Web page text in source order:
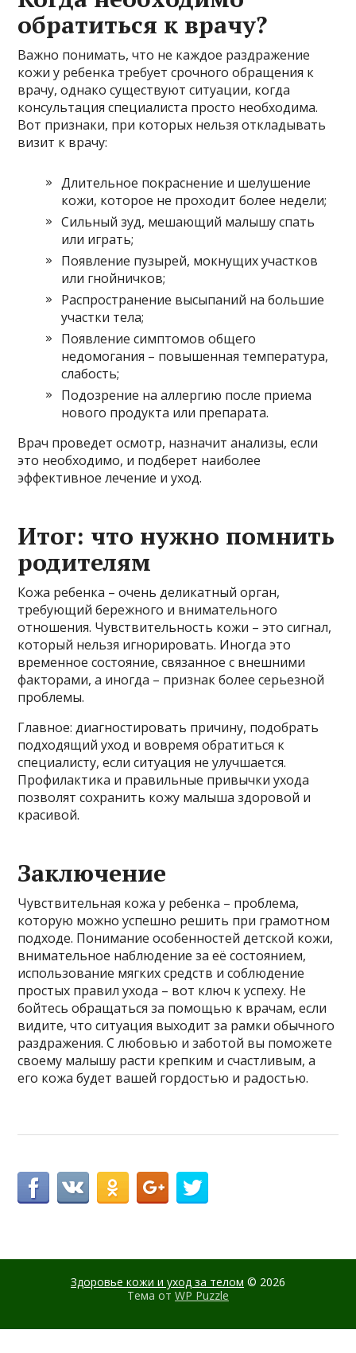
обратиться к врачу?
Важно понимать, что не каждое раздражение
кожи у ребенка требует срочного обращения к
врачу, однако существуют ситуации, когда
консультация специалиста просто необходима.
Вот признаки, при которых нельзя откладывать
визит к врачу:
Длительное покраснение и шелушение
кожи, которое не проходит более недели;
Сильный зуд, мешающий малышу спать
или играть;
Появление пузырей, мокнущих участков
или гнойничков;
Распространение высыпаний на большие
участки тела;
Появление симптомов общего
недомогания – повышенная температура,
слабость;
Подозрение на аллергию после приема
нового продукта или препарата.
Врач проведет осмотр, назначит анализы, если
это необходимо, и подберет наиболее
эффективное лечение и уход.
Итог: что нужно помнить
родителям
Кожа ребенка – очень деликатный орган,
требующий бережного и внимательного
отношения. Чувствительность кожи – это сигнал,
который нельзя игнорировать. Иногда это
временное состояние, связанное с внешними
факторами, а иногда – признак более серьезной
проблемы.
Главное: диагностировать причину, подобрать
подходящий уход и вовремя обратиться к
специалисту, если ситуация не улучшается.
Профилактика и правильные привычки ухода
позволят сохранить кожу малыша здоровой и
красивой.
Заключение
Чувствительная кожа у ребенка – проблема,
которую можно успешно решить при грамотном
подходе. Понимание особенностей детской кожи,
внимательное наблюдение за её состоянием,
использование мягких средств и соблюдение
простых правил ухода – вот ключ к успеху. Не
бойтесь обращаться за помощью к врачам, если
видите, что ситуация выходит за рамки обычного
раздражения. С любовью и заботой вы поможете
своему малышу расти крепким и счастливым, а
его кожа будет вашей гордостью и радостью.
Здоровье кожи и уход за телом © 2026
Тема от WP Puzzle